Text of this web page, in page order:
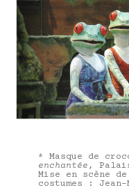
* Masque de
enchantée ,
Mise en scène
costumes : Jean-